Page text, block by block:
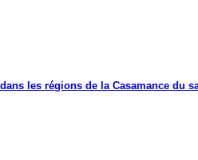
les régions de la Casamance du